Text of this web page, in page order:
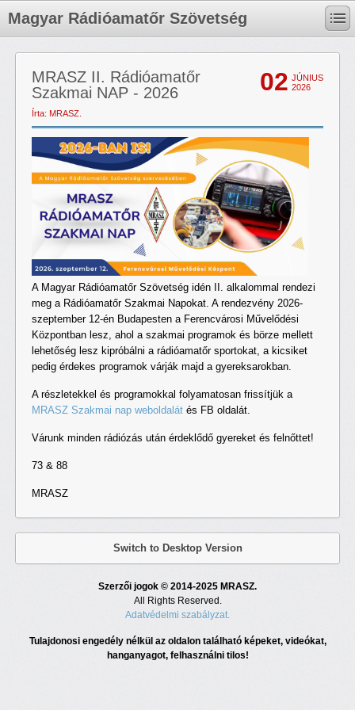
Magyar Rádióamatőr Szövetség
02 JÚNIUS
2026
MRASZ II. Rádióamatőr
Szakmai NAP - 2026
Írta: MRASZ.
A Magyar Rádióamatőr Szövetség idén II. alkalommal rendezi
meg a Rádióamatőr Szakmai Napokat. A rendezvény 2026-
szeptember 12-én Budapesten a Ferencvárosi Művelődési
Központban lesz, ahol a szakmai programok és börze mellett
lehetőség lesz kipróbálni a rádióamatőr sportokat, a kicsiket
pedig érdekes programok várják majd a gyereksarokban.
A részletekkel és programokkal folyamatosan frissítjük a
MRASZ Szakmai nap weboldalát és FB oldalát.
Várunk minden rádiózás után érdeklődő gyereket és felnőttet!
73 & 88
MRASZ
Switch to Desktop Version
Szerzői jogok © 2014-2025 MRASZ.
All Rights Reserved.
Adatvédelmi szabályzat.
Tulajdonosi engedély nélkül az oldalon található képeket, videókat,
hanganyagot, felhasználni tilos!